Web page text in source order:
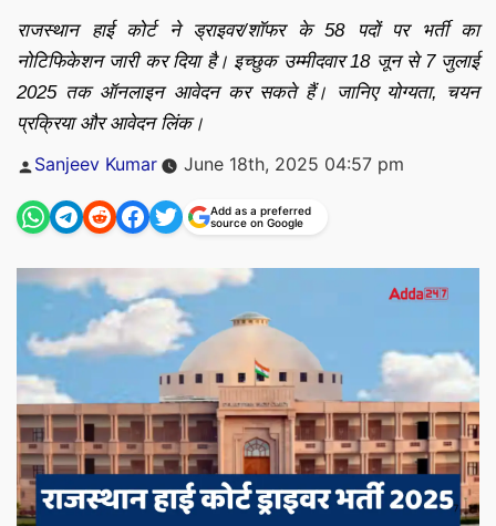
राजस्थान हाई कोर्ट ने ड्राइवर/शॉफर के 58 पदों पर भर्ती का
नोटिफिकेशन जारी कर दिया है। इच्छुक उम्मीदवार 18 जून से 7 जुलाई
2025 तक ऑनलाइन आवेदन कर सकते हैं। जानिए योग्यता, चयन
प्रक्रिया और आवेदन लिंक।
Posted
Sanjeev Kumar June 18th, 2025 04:57 pm
Add as a preferred
source on Google